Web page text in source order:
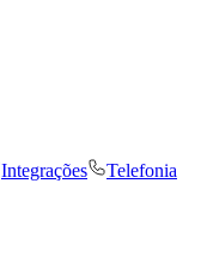
Integrações
Telefonia